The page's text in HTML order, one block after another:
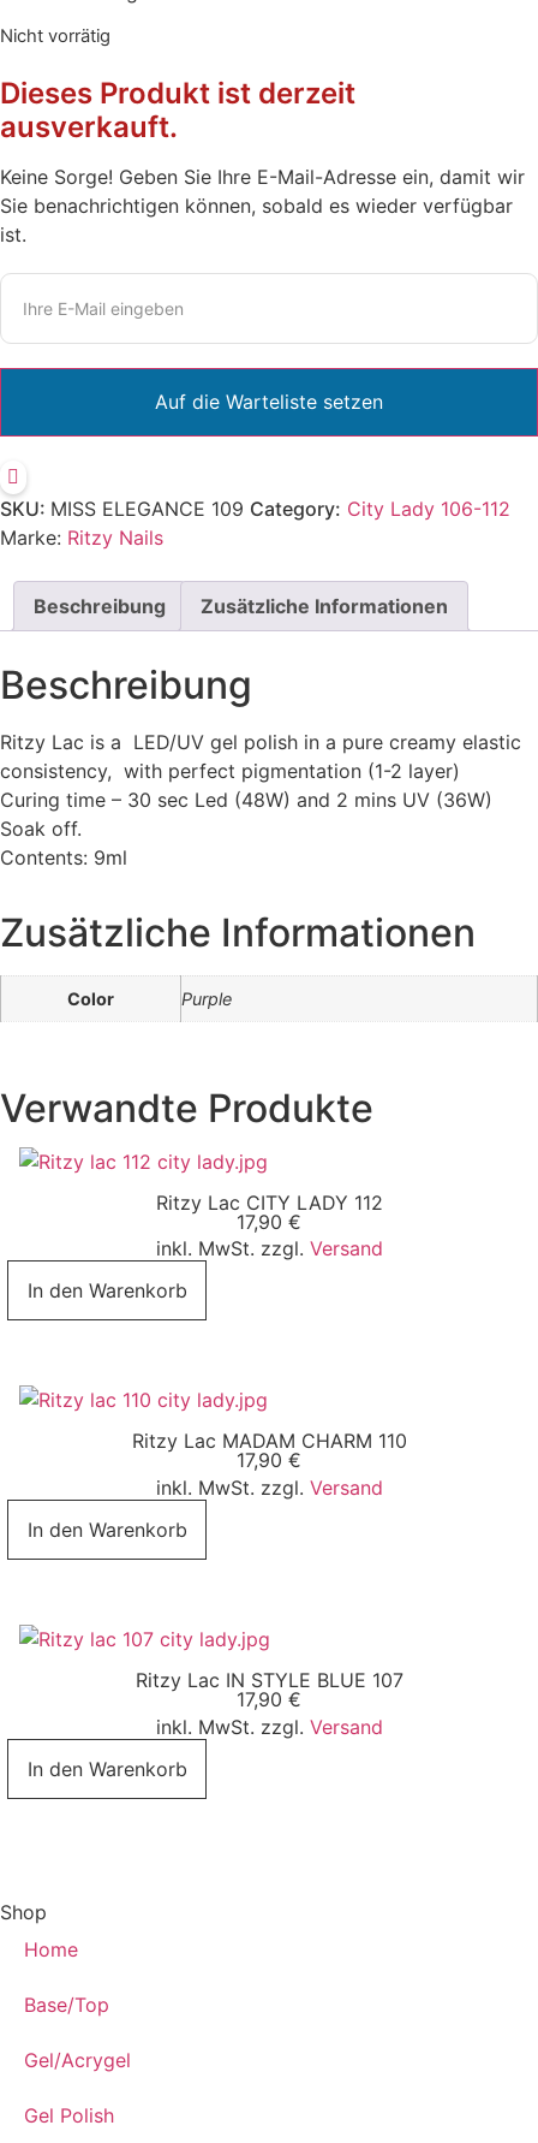
Nicht vorrätig
Dieses Produkt ist derzeit
ausverkauft.
Keine Sorge! Geben Sie Ihre E-Mail-Adresse ein, damit wir
Sie benachrichtigen können, sobald es wieder verfügbar
ist.
SKU: MISS ELEGANCE 109 Category: City Lady 106-112
Marke: Ritzy Nails
Beschreibung Zusätzliche Informationen
Beschreibung
Ritzy Lac is a LED/UV gel polish in a pure creamy elastic
consistency, with perfect pigmentation (1-2 layer)
Curing time – 30 sec Led (48W) and 2 mins UV (36W)
Soak off.
Contents: 9ml
Zusätzliche Informationen
Color Purple
Verwandte Produkte
Ritzy Lac CITY LADY 112
17,90 €
inkl. MwSt. zzgl. Versand
In den Warenkorb
Ritzy Lac MADAM CHARM 110
17,90 €
inkl. MwSt. zzgl. Versand
In den Warenkorb
Ritzy Lac IN STYLE BLUE 107
17,90 €
inkl. MwSt. zzgl. Versand
In den Warenkorb
Shop
Home
Base/Top
Gel/Acrygel
Gel Polish